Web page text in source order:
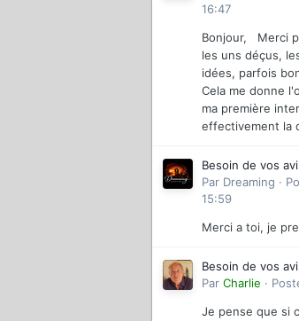
16:47
Bonjour, Merci
les uns déçus,
idées, parfois
Cela me donne
ma première
effectivement la
Besoin de vos
Par Dreaming ·
15:59
Merci a toi, je
Besoin de vos
Par Charlie ·
Je pense que si